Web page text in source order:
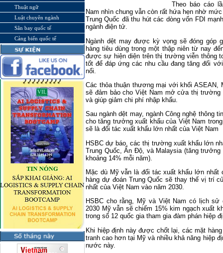
Thuật ngữ
Luật chuyên ngành
Sân bay quốc tế
Cảng biển quốc tế
Theo báo cáo
Nam nhìn chung vẫn còn rất hứa hẹn nhờ
Trung Quốc đã thu hút các dòng vốn FDI
ngành điện tử.
Ngành dệt may được kỳ vọng sẽ đóng góp
hàng tiêu dùng trong một thập niên từ nay
được sự hiện diện trên thị trường viễn thông
tốt để đáp ứng các nhu cầu đang tăng đối
nổi.
Các thỏa thuận thương mại với khối ASEAN,
sẽ đảm bảo cho Việt Nam mở cửa thị
và giúp giảm chi phí nhập khẩu.
Sau ngành dệt may, ngành Công nghệ thông
cho tăng trưởng xuất khẩu của Việt Nam
sẽ là đối tác xuất khẩu lớn nhất của Việt Nam
HSBC dự báo, các thị trường xuất khẩu lớn
Trung Quốc, Ấn Độ, và Malaysia (tăng
khoảng 14% mỗi năm).
Mặc dù Mỹ vẫn là đối tác xuất khẩu lớn nhất
hàng dự đoán Trung Quốc sẽ thay thế vị trí
nhất của Việt Nam vào năm 2030.
HSBC cho rằng, Mỹ và Việt Nam có lịch
2030 Mỹ vẫn sẽ chiếm 15% kim ngạch xuất
trong số 12 quốc gia tham gia đàm phán hiệp
Khi hiệp định này được chốt lại, các mặt
tranh cao hơn tại Mỹ và nhiều khả năng hiệp
nước này.